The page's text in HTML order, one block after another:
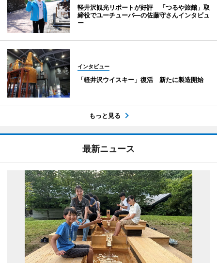
軽井沢観光リポートが好評 「つるや旅館」取
締役でユーチューバ―の佐藤守さんインタビュ
ー
インタビュー
「軽井沢ウイスキー」復活 新たに製造開始
もっと見る
最新ニュース